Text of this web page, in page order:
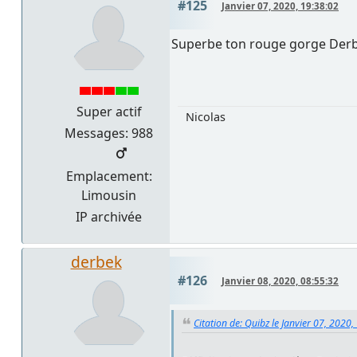
Super actif
Messages: 988
Emplacement:
Limousin
IP archivée
#125 Janvier 07, 2020, 19:38:02
Superbe ton rouge gorge
Nicolas
derbek
#126 Janvier 08, 2020, 08:55:32
Citation de: Quibz le Janvier 07,